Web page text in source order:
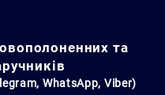
та
WhatsApp, Viber)